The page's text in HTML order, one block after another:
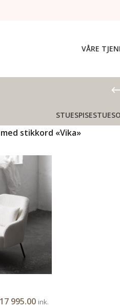
VÅRE
STUESPISESTUE
stikkord «Vika»
995.00 ink.